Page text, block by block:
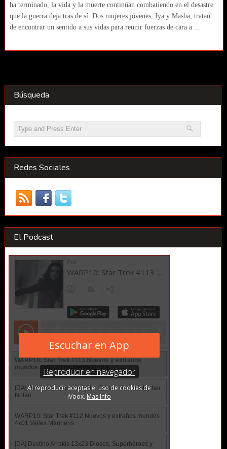
ha terminado, la vida y la muerte continúan combatiendo en el desastre
que la guerra deja tras de sí. Dos mujeres jóvenes, Iya y Masha, tratan
de encontrar un sentido a sus vidas para reunir fuerzas de cara a ...
Búsqueda
Redes Sociales
El Podcast